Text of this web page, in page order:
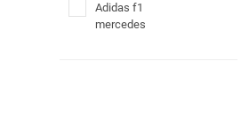
adidas f1
mercedes